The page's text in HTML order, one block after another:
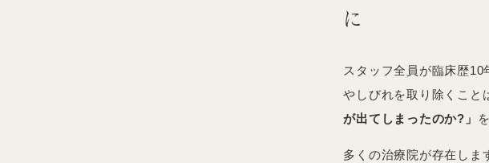
に
スタッフ全員が臨床歴
やしびれを取り除くこと
が出てしまったのか?」
多くの治療院が存在しま